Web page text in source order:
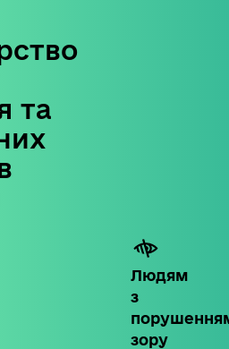
та
Людям
з
зору